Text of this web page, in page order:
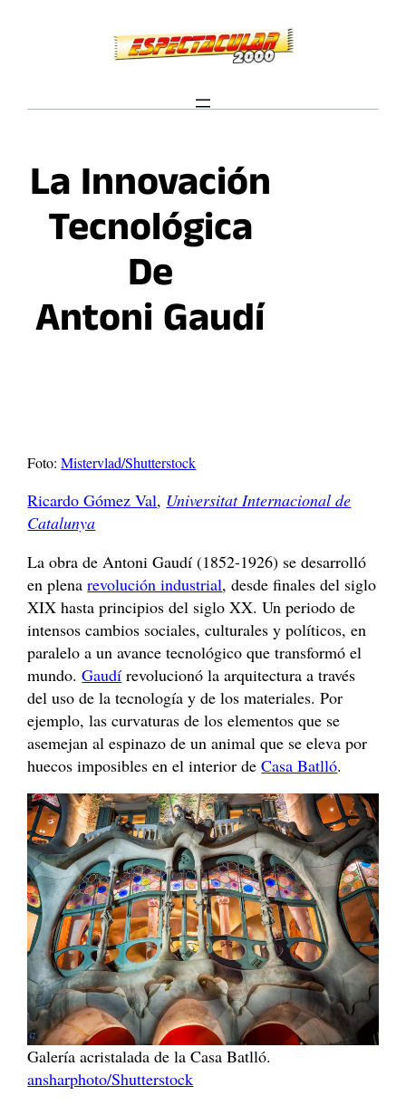
La Innovación
Tecnológica
De
Antoni Gaudí
Foto:Mistervlad/Shutterstock
Ricardo Gómez Val, Universitat Internacional de
Catalunya
La obra de Antoni Gaudí (1852-1926) se desarrolló
en plenarevolución industrial, desde finales del siglo
XIX hasta principios del siglo XX. Un periodo de
intensos cambios sociales, culturales y políticos, en
paralelo a un avance tecnológico que transformó el
mundo.Gaudí revolucionó la arquitectura a través
del uso de la tecnología y de los materiales. Por
ejemplo, las curvaturas de los elementos que se
asemejan al espinazo de un animal que se eleva por
huecos imposibles en el interior deCasa Batlló.
Galería acristalada de la Casa Batlló.
ansharphoto/Shutterstock